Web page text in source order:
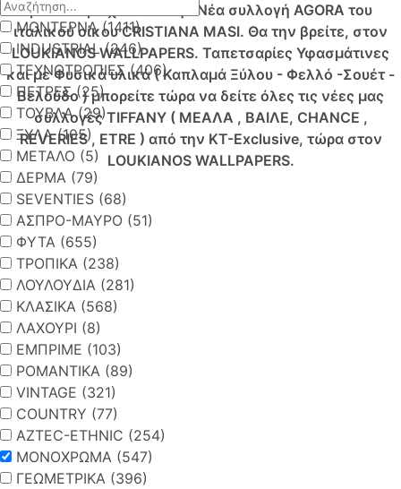
μόνο περιέχονται στην Νέα συλλογή AGORA του
ιταλικού οίκου CRISTIANA MASI. Θα την βρείτε, στον
LOUKIANOS WALLPAPERS. Ταπετσαρίες Υφασμάτινες
και με Φυσικά υλικά ( Καπλαμά Ξύλου - Φελλό -Σουέτ -
Βελούδο ) μπορείτε τώρα να δείτε όλες τις νέες μας
συλλογές TIFFANY ( ΜΕΑΛΑ , ΒΑΙΛΕ, CHANCE ,
REVERIES , ETRE ) από την KT-Exclusive, τώρα στον
LOUKIANOS WALLPAPERS.
ΜΟΝΤΕΡΝΑ (1411)
INDUSTRIAL (246)
ΤΕΧΝΟΤΡΟΠΙΕΣ (406)
ΠΕΤΡΕΣ (25)
ΤΟΥΒΛΑ (29)
ΞΥΛΑ (105)
ΜΕΤΑΛΟ (5)
ΔΕΡΜΑ (79)
SEVENTIES (68)
ΑΣΠΡΟ-ΜΑΥΡΟ (51)
ΦΥΤΑ (655)
ΤΡΟΠΙΚΑ (238)
ΛΟΥΛΟΥΔΙΑ (281)
ΚΛΑΣΙΚΑ (568)
ΛΑΧΟΥΡΙ (8)
ΕΜΠΡΙΜΕ (103)
ΡΟΜΑΝΤΙΚΑ (89)
VINTAGE (321)
COUNTRY (77)
AZTEC-ETHNIC (254)
ΜΟΝΟΧΡΩΜΑ (547)
ΓΕΩΜΕΤΡΙΚΑ (396)